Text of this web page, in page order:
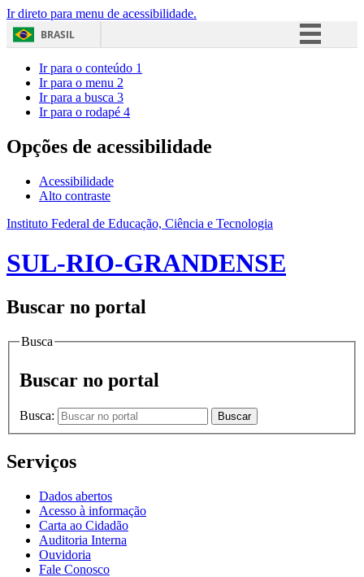
Ir direto para menu de acessibilidade.
BRASIL
Acesso à informação
Ir para o conteúdo 1
Ir para o menu 2
Ir para a busca 3
Ir para o rodapé 4
Opções de acessibilidade
Acessibilidade
Alto contraste
Instituto Federal de Educação, Ciência e Tecnologia
SUL-RIO-GRANDENSE
Buscar no portal
Busca
Buscar no portal
Busca: Buscar
Serviços
Dados abertos
Acesso à informação
Carta ao Cidadão
Auditoria Interna
Ouvidoria
Fale Conosco